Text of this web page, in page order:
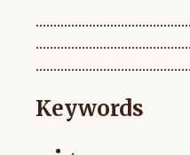
Keywords
.